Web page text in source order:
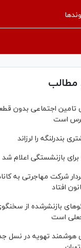
مطالب
تامین اجتماعی بدون
است
بازنشستگی اعلام شد
افتاد
بازنشرشده از
است
هوشمند تهویه در نسل